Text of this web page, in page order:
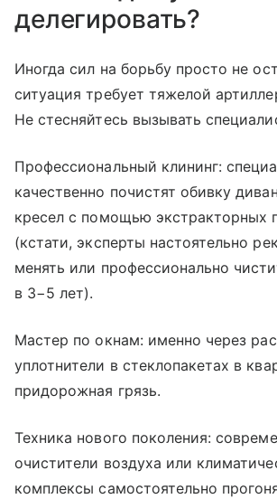
делегировать?
Иногда сил на борьбу просто не
ситуация требует тяжелой
Не стесняйтесь вызывать
Профессиональный клининг:
качественно почистят обивку
кресел с помощью экстракторных
(кстати, эксперты настоятельно
менять или профессионально
в 3−5 лет).
Мастер по окнам: именно через
уплотнители в стеклопакетах в
придорожная грязь.
Техника нового поколения:
очистители воздуха или
комплексы самостоятельно